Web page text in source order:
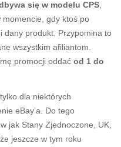
się w modelu CPS
momencie, gdy ktoś po
dany produkt. Przypomina to
wszystkim afiliantom.
promocji oddać od 1 do
dla niektórych
eBay’a. Do tego
jak Stany Zjednoczone, UK,
jeszcze w tym roku